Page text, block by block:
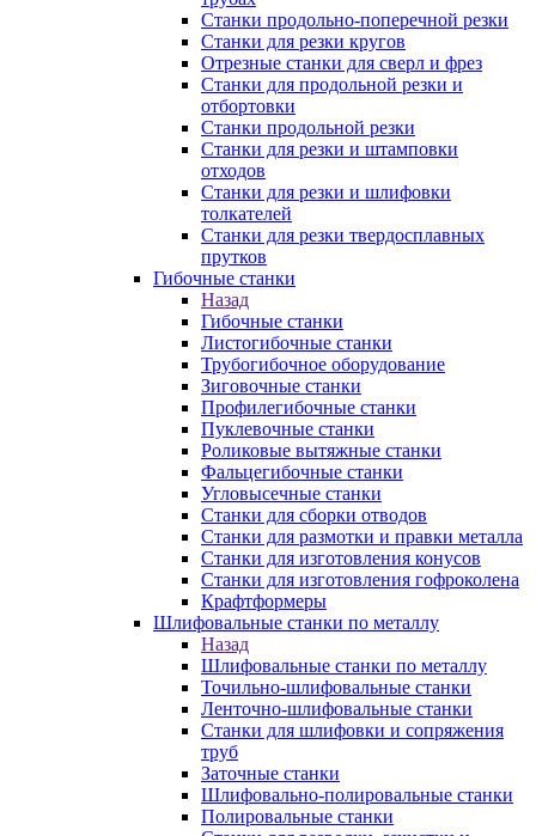
Станки продольно-поперечной резки
Станки для резки кругов
Отрезные станки для сверл и фрез
Станки для продольной резки и
отбортовки
Станки продольной резки
Станки для резки и штамповки
отходов
Станки для резки и шлифовки
толкателей
Станки для резки твердосплавных
прутков
Гибочные станки
Назад
Гибочные станки
Листогибочные станки
Трубогибочное оборудование
Зиговочные станки
Профилегибочные станки
Пуклевочные станки
Роликовые вытяжные станки
Фальцегибочные станки
Угловысечные станки
Станки для сборки отводов
Станки для размотки и правки металла
Станки для изготовления конусов
Станки для изготовления гофроколена
Крафтформеры
Шлифовальные станки по металлу
Назад
Шлифовальные станки по металлу
Точильно-шлифовальные станки
Ленточно-шлифовальные станки
Станки для шлифовки и сопряжения
труб
Заточные станки
Шлифовально-полировальные станки
Полировальные станки